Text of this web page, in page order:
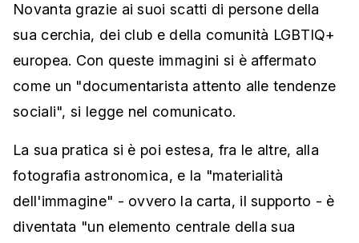
Novanta grazie ai suoi scatti di persone della
sua cerchia, dei club e della comunità LGBTIQ+
europea. Con queste immagini si è affermato
come un "documentarista attento alle tendenze
sociali", si legge nel comunicato.
La sua pratica si è poi estesa, fra le altre, alla
fotografia astronomica, e la "materialità
dell'immagine" - ovvero la carta, il supporto - è
diventata "un elemento centrale della sua